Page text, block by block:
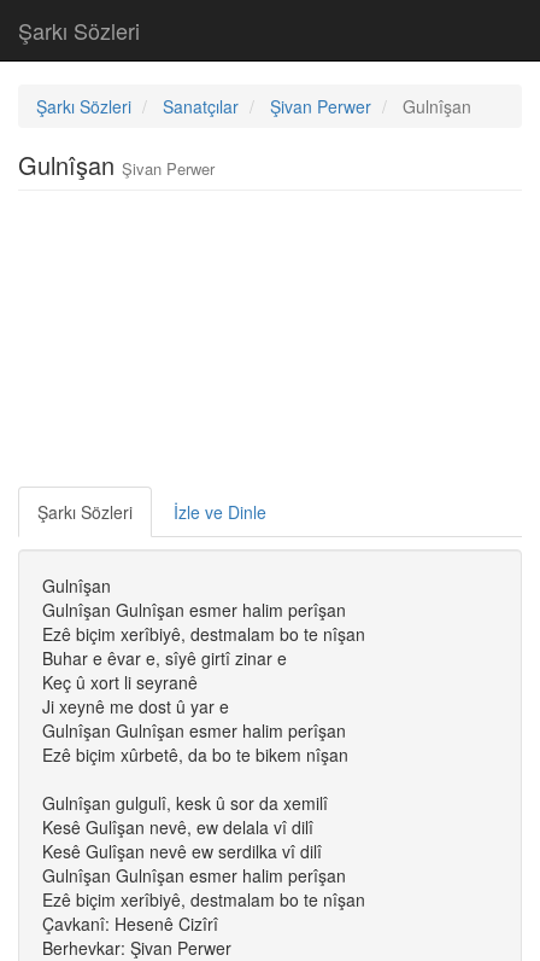
Şarkı Sözleri
Şarkı Sözleri Sanatçılar Şivan Perwer Gulnîşan
Gulnîşan Şivan Perwer
Şarkı Sözleri İzle ve Dinle
Gulnîşan
Gulnîşan Gulnîşan esmer halim perîşan
Ezê biçim xerîbiyê, destmalam bo te nîşan
Buhar e êvar e, sîyê girtî zinar e
Keç û xort li seyranê
Ji xeynê me dost û yar e
Gulnîşan Gulnîşan esmer halim perîşan
Ezê biçim xûrbetê, da bo te bikem nîşan
Gulnîşan gulgulî, kesk û sor da xemilî
Kesê Gulîşan nevê, ew delala vî dilî
Kesê Gulîşan nevê ew serdilka vî dilî
Gulnîşan Gulnîşan esmer halim perîşan
Ezê biçim xerîbiyê, destmalam bo te nîşan
Çavkanî: Hesenê Cizîrî
Berhevkar: Şivan Perwer